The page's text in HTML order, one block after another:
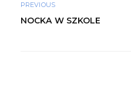
PREVIOUS
NOCKA W SZKOLE